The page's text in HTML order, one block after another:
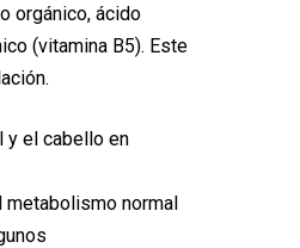
orgánico, ácido
(vitamina B5). Este
y el cabello en
metabolismo normal